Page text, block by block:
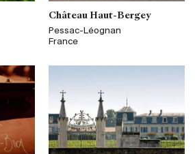
Château Haut-Bergey
Pessac-Léognan
France